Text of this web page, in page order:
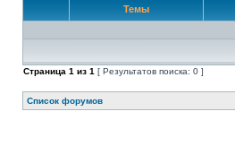
Темы
Страница 1 из 1 [ Результатов поиска: 0 ]
Список форумов